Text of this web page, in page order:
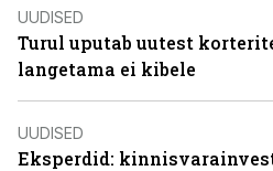
UUDISED
Turul uputab uutest
langetama ei kibele
UUDISED
Eksperdid: